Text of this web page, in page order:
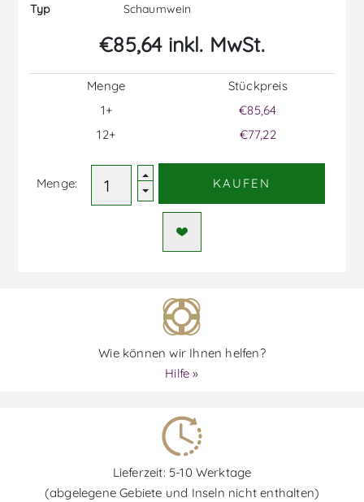
Typ
Schaumwein
€85,64 inkl. MwSt.
Menge
1+
12+
Stückpreis
€85,64
€77,22
Menge: KAUFEN
Wie können wir Ihnen helfen?
Hilfe »
Lieferzeit: 5-10 Werktage
(abgelegene Gebiete und Inseln nicht enthalten)